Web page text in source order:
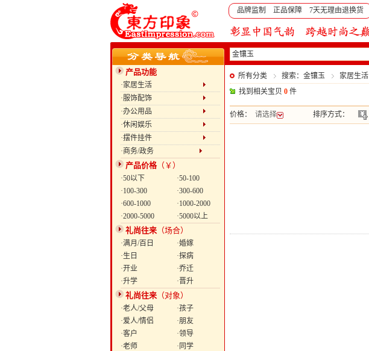
品牌监制 正品保障 7天无理由退换货
产品功能
·家居生活
·服饰配饰
·办公用品
·休闲娱乐
·摆件挂件
·商务/政务
产品价格（￥）
·50以下
·50-100
·100-300
·300-600
·600-1000
·1000-2000
·2000-5000
·5000以上
礼尚往来 （场合）
·满月/百日
·婚嫁
·生日
·探病
·开业
·乔迁
·升学
·晋升
礼尚往来 （对象）
·老人/父母
·孩子
·爱人/情侣
·朋友
·客户
·领导
·老师
·同学
所有分类 搜索：金镶玉 家居生活
找到相关宝贝 0 件
价格： 请选择 排序方式：